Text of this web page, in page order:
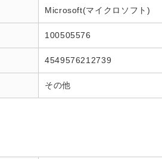
Microsoft(マイクロソフト)
100505576
4549576212739
その他